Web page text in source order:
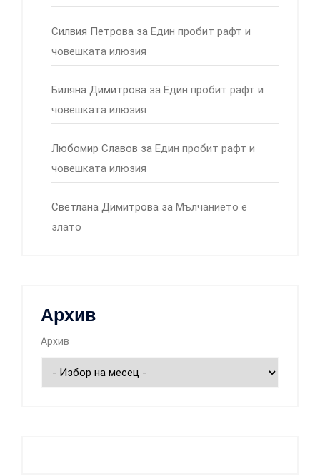
Силвия Петрова за Един пробит рафт и
човешката илюзия
Биляна Димитрова за Един пробит рафт и
човешката илюзия
Любомир Славов за Един пробит рафт и
човешката илюзия
Светлана Димитрова за Мълчанието е
злато
Архив
Архив